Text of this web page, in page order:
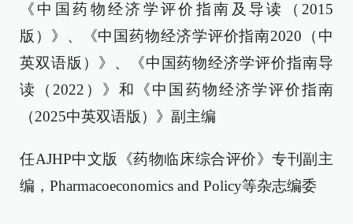
《中国药物经济学评价指南及导读（2015
版）》、《中国药物经济学评价指南2020（中
英双语版）》、《中国药物经济学评价指南导
读（2022）》和《中国药物经济学评价指南
（2025中英双语版）》副主编
任AJHP中文版《药物临床综合评价》专刊副主
编，Pharmacoeconomics and Policy等杂志编委